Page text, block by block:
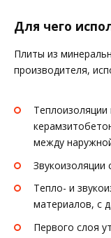
Для чего
Плиты из
производителя,
Теплоизоляции
между
Звукоизоляции
Тепло- и
материалов, с
Первого слоя